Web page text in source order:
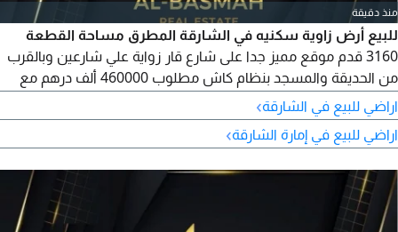
منذ دقيقة
للبيع أرض زاوية سكنيه في الشارقة المطرق مساحة القطعة
3160 قدم موقع مميز جدا على شارع قار زواية علي شارعين وبالقرب
من الحديقة والمسجد بنظام كاش مطلوب 460000 ألف درهم مع
امكانية تملك الأخوة العرب الوافدين
اراضي للبيع في الشارقة›
اراضي للبيع في إمارة الشارقة›